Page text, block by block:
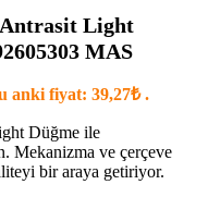
Light
MAS
anki fiyat: 39,27₺ .
Düğme ile
Mekanizma ve çerçeve
bir araya getiriyor.